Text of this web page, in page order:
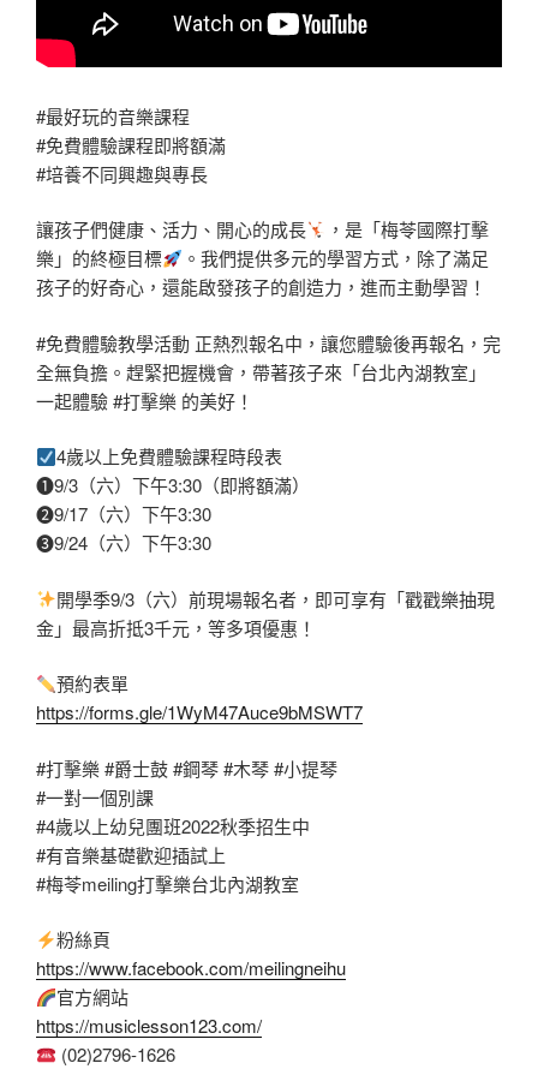
#最好玩的音樂課程
#免費體驗課程即將額滿
#培養不同興趣與專長
讓孩子們健康、活力、開心的成長
，是「梅苓國際打擊
樂」的終極目標
。我們提供多元的學習方式，除了滿足
孩子的好奇心，還能啟發孩子的創造力，進而主動學習！
#免費體驗教學活動 正熱烈報名中，讓您體驗後再報名，完
全無負擔。趕緊把握機會，帶著孩子來「台北內湖教室」
一起體驗#打擊樂 的美好！
4歲以上免費體驗課程時段表
➊9/3（六）下午3:30（即將額滿）
➋9/17（六）下午3:30
➌9/24（六）下午3:30
開學季9/3（六）前現場報名者，即可享有「戳戳樂抽現
金」最高折抵3千元，等多項優惠！
預約表單
https://forms.gle/1WyM47Auce9bMSWT7
#打擊樂#爵士鼓#鋼琴#木琴#小提琴
#一對一個別課
#4歲以上幼兒團班2022秋季招生中
#有音樂基礎歡迎插試上
#梅苓meiling打擊樂台北內湖教室
粉絲頁
https://www.facebook.com/meilingneihu
官方網站
https://musiclesson123.com/
(02)2796-1626